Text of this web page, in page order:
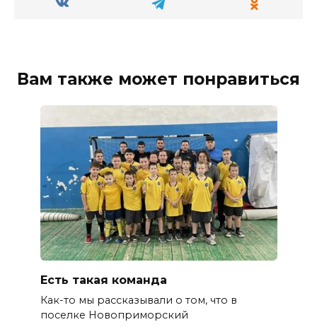
Вам также может понравиться
Есть такая команда
Как-то мы рассказывали о том, что в
поселке Новоприморский